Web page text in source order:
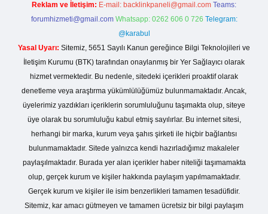
Reklam ve İletişim: E-mail: backlinkpaneli@gmail.com Teams:
forumhizmeti@gmail.com Whatsapp: 0262 606 0 726 Telegram:
@karabul
Yasal Uyarı: Sitemiz, 5651 Sayılı Kanun gereğince Bilgi Teknolojileri ve
İletişim Kurumu (BTK) tarafından onaylanmış bir Yer Sağlayıcı olarak
hizmet vermektedir. Bu nedenle, sitedeki içerikleri proaktif olarak
denetleme veya araştırma yükümlülüğümüz bulunmamaktadır. Ancak,
üyelerimiz yazdıkları içeriklerin sorumluluğunu taşımakta olup, siteye
üye olarak bu sorumluluğu kabul etmiş sayılırlar. Bu internet sitesi,
herhangi bir marka, kurum veya şahıs şirketi ile hiçbir bağlantısı
bulunmamaktadır. Sitede yalnızca kendi hazırladığımız makaleler
paylaşılmaktadır. Burada yer alan içerikler haber niteliği taşımamakta
olup, gerçek kurum ve kişiler hakkında paylaşım yapılmamaktadır.
Gerçek kurum ve kişiler ile isim benzerlikleri tamamen tesadüfidir.
Sitemiz, kar amacı gütmeyen ve tamamen ücretsiz bir bilgi paylaşım